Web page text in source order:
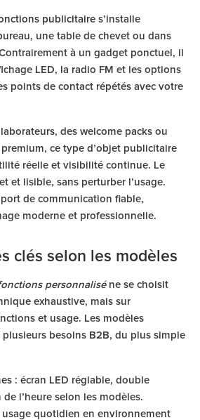
publicitaire s’installe
une table de chevet ou dans
à un gadget ponctuel, il
LED, la radio FM et les options
points de contact répétés avec votre
des welcome packs ou
ce type d’objet publicitaire
réelle et visibilité continue. Le
et lisible, sans perturber l’usage.
de communication fiable,
moderne et professionnelle.
clés selon les modèles
personnaliséne se choisit
exhaustive, mais sur
et usage. Les modèles
besoins B2B, du plus simple
: écran LED réglable, double
l’heure selon les modèles.
quotidien en environnement